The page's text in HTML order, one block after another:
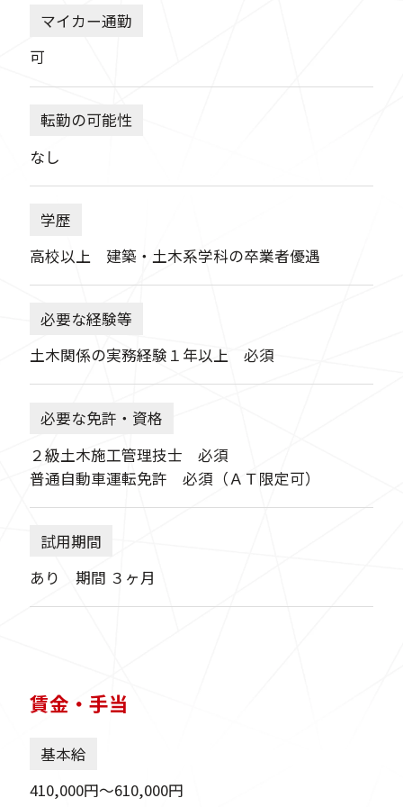
マイカー通勤
可
転勤の可能性
なし
学歴
高校以上 建築・土木系学科の卒業者優遇
必要な経験等
土木関係の実務経験１年以上 必須
必要な免許・資格
２級土木施工管理技士 必須
普通自動車運転免許 必須（ＡＴ限定可）
試用期間
あり 期間 ３ヶ月
賃金・手当
基本給
410,000円〜610,000円